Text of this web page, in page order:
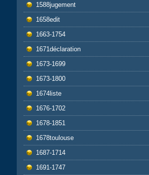
1588jugement
1658edit
1663-1754
1671déclaration
1673-1699
1673-1800
1674liste
1676-1702
1678-1851
1678toulouse
1687-1714
1691-1747